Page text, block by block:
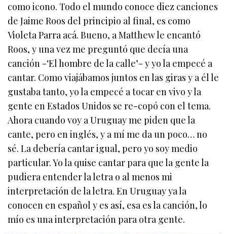
como icono. Todo el mundo conoce diez canciones
de Jaime Roos del principio al final, es como
Violeta Parra acá. Bueno, a Matthew le encantó
Roos, y una vez me preguntó que decía una
canción -‘El hombre de la calle’- y yo la empecé a
cantar. Como viajábamos juntos en las giras y a él le
gustaba tanto, yo la empecé a tocar en vivo y la
gente en Estados Unidos se re-copó con el tema.
Ahora cuando voy a Uruguay me piden que la
cante, pero en inglés, y a mí me da un poco… no
sé. La debería cantar igual, pero yo soy medio
particular. Yo la quise cantar para que la gente la
pudiera entender la letra o al menos mi
interpretación de la letra. En Uruguay ya la
conocen en español y es así, esa es la canción, lo
mío es una interpretación para otra gente.